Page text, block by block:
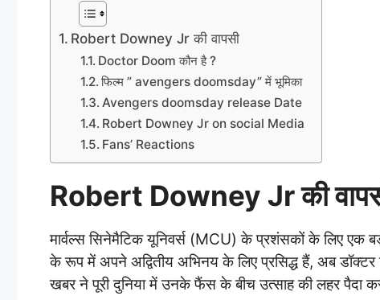
Robert Downey Jr की वापसी
Doctor Doom कौन है ?
फिल्म ” avengers doomsday” में भूमिका
Avengers doomsday release Date
Robert Downey Jr on social Media
Fans’ Reactions
Robert Downey Jr की
मार्वल्स सिनेमैटिक यूनिवर्स (MCU) के प्रशंसकों के लिए एक
के रूप में अपने अद्वितीय अभिनय के लिए प्रसिद्ध हैं, अब
खबर ने पूरी दुनिया में उनके फैंस के बीच उत्साह की लहर पैदा